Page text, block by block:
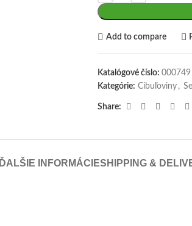
Add to compare
Katalógové číslo: 000749
Kategórie: Cibuľoviny ,
Share:
ĎALŠIE INFORMÁCIESHIPPING &